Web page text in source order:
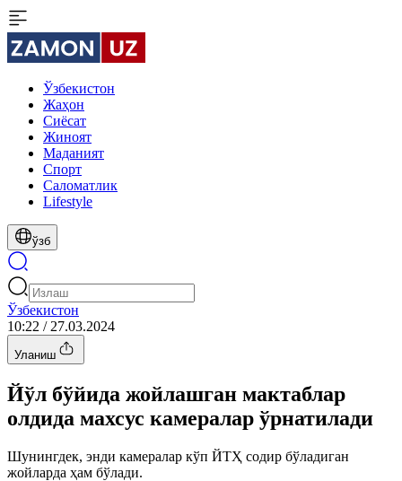
Ўзбекистон
Жаҳон
Сиёсат
Жиноят
Маданият
Спорт
Cаломатлик
Lifestyle
ўзб
Ўзбекистон
10:22 / 27.03.2024
Уланиш
Йўл бўйида жойлашган мактаблар
олдида махсус камералар ўрнатилади
Шунингдек, энди камералар кўп ЙТҲ содир бўладиган
жойларда ҳам бўлади.